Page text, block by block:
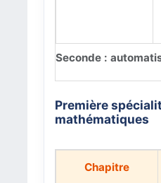
Seconde :
Première
mathématiques
Chapitre